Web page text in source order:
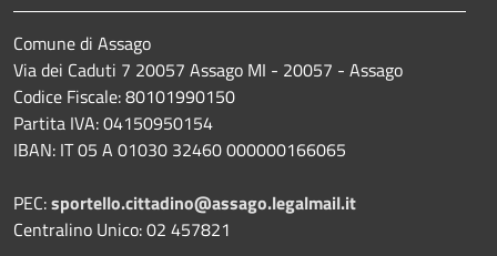
Comune di Assago
Via dei Caduti 7 20057 Assago MI - 20057 - Assago
Codice Fiscale: 80101990150
Partita IVA: 04150950154
IBAN: IT 05 A 01030 32460 000000166065
PEC:sportello.cittadino@assago.legalmail.it
Centralino Unico: 02 457821